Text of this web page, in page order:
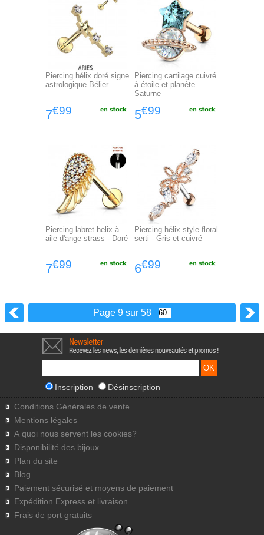
Piercing hélix doré signe
astrologique Bélier
7€99
Piercing cartilage cuivré
à étoile et planète
Saturne
5€99
Piercing labret helix à
aile d'ange strass - Doré
7€99
Piercing hélix style floral
serti - Gris et cuivré
6€99
Page 9 sur 58
Inscription Désinscription
Conditions Générales de vente
Mentions légales
A quoi nous servent les cookies?
Disponibilité des bijoux
Plan du site
Blog
Paiement sécurisé et moyens de paiement
Expédition Express et livraison
Frais de port gratuits